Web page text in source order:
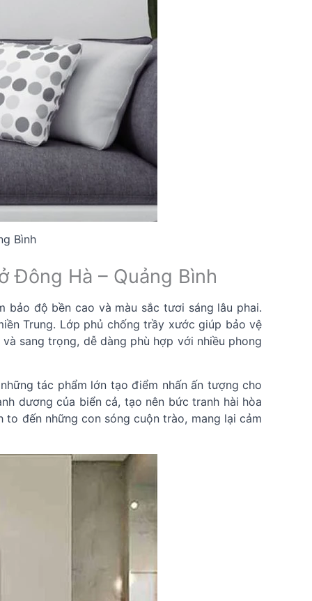
Bình
Đông Hà – Quảng Bình
bảo độ bền cao và màu sắc tươi sáng lâu phai.
Trung. Lớp phủ chống trầy xước giúp bảo vệ
sang trọng, dễ dàng phù hợp với nhiều phong
tác phẩm lớn tạo điểm nhấn ấn tượng cho
dương của biển cả, tạo nên bức tranh hài hòa
đến những con sóng cuộn trào, mang lại cảm